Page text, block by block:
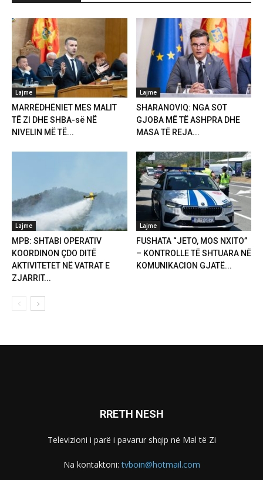
Lajme
MARRËDHËNIET MES MALIT
TË ZI DHE SHBA-së NË
NIVELIN MË TË...
Lajme
SHARANOVIQ: NGA SOT
GJOBA MË TË ASHPRA DHE
MASA TË REJA...
Lajme
MPB: SHTABI OPERATIV
KOORDINON ÇDO DITË
AKTIVITETET NË VATRAT E
ZJARRIT...
Lajme
FUSHATA “JETO, MOS NXITO”
– KONTROLLE TË SHTUARA NË
KOMUNIKACION GJATË...
RRETH NESH
Televizioni i parë i pavarur shqip në Mal të Zi
Na kontaktoni:tvboin@hotmail.com